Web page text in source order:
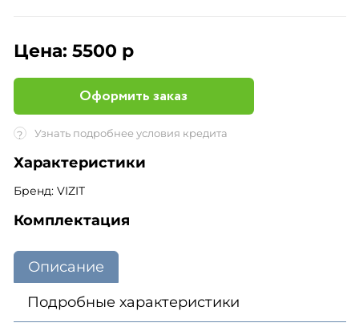
Цена: 5500 р
Оформить заказ
? Узнать подробнее условия кредита
Характеристики
Бренд: VIZIT
Комплектация
Описание
Подробные характеристики